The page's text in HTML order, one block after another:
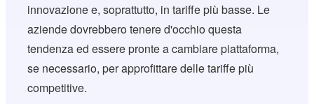
innovazione e, soprattutto, in tariffe più basse. Le
aziende dovrebbero tenere d'occhio questa
tendenza ed essere pronte a cambiare piattaforma,
se necessario, per approfittare delle tariffe più
competitive.